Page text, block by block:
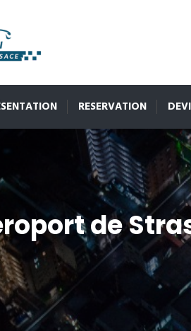
RESERVATION
de